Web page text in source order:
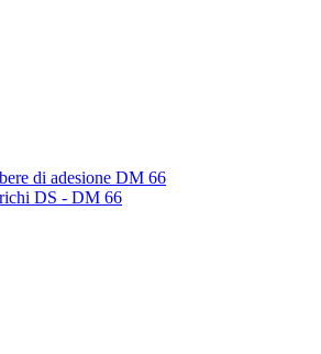
di adesione DM 66
DS - DM 66